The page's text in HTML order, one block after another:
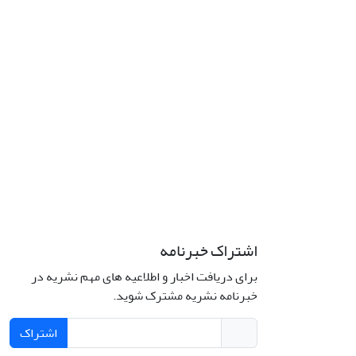
اشتراک خبرنامه
برای دریافت اخبار و اطلاعیه های مهم نشریه در
خبرنامه نشریه مشترک شوید.
اشتراک